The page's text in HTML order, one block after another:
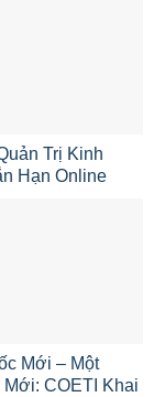
Trị Kinh
Hạn Online
Mới – Một
Mới: COETI Khai